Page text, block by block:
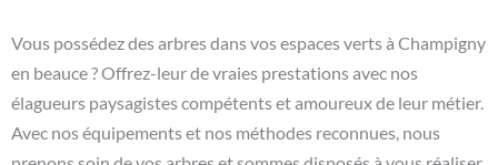
Vous possédez des arbres dans vos espaces verts à Champigny
en beauce ? Offrez-leur de vraies prestations avec nos
élagueurs paysagistes compétents et amoureux de leur métier.
Avec nos équipements et nos méthodes reconnues, nous